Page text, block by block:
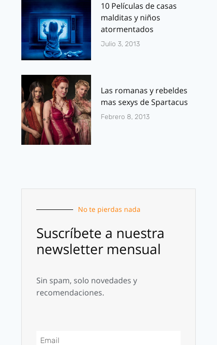
10 Películas de casas
malditas y niños
atormentados
Julio 3, 2013
Las romanas y rebeldes
mas sexys de Spartacus
Febrero 8, 2013
No te pierdas nada
Suscríbete a nuestra
newsletter mensual
Sin spam, solo novedades y
recomendaciones.